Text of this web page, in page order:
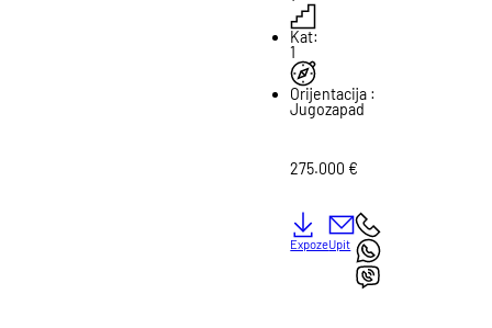
Kat:
1
Orijentacija :
Jugozapad
275.000 €
ExpozeUpit